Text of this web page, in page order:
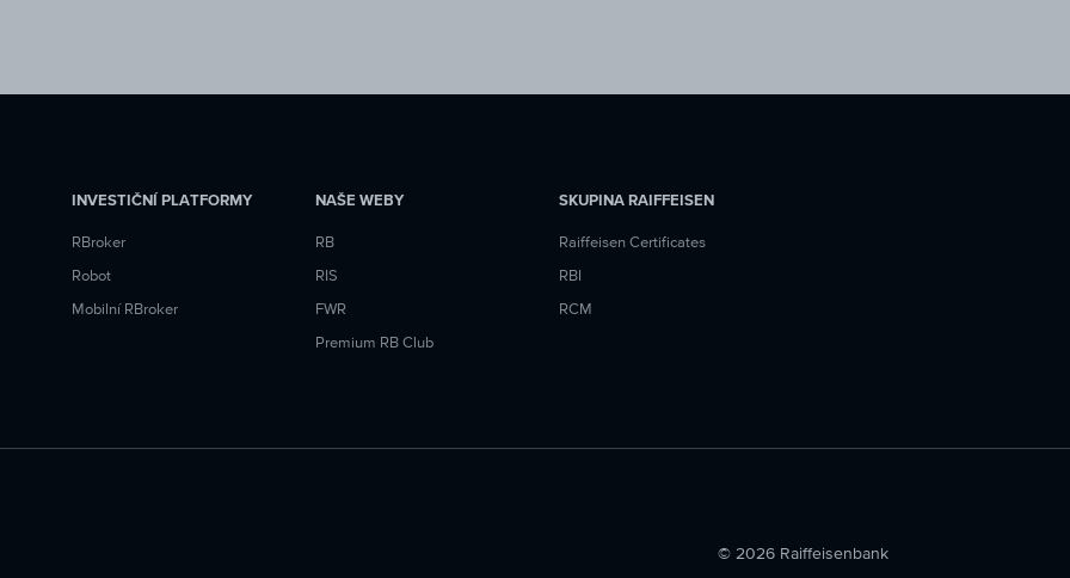
INVESTIČNÍ PLATFORMY
RBroker
Robot
Mobilní RBroker
NAŠE WEBY
RB
RIS
FWR
Premium RB Club
SKUPINA RAIFFEISEN
Raiffeisen Certificates
RBI
RCM
© 2026 Raiffeisenbank